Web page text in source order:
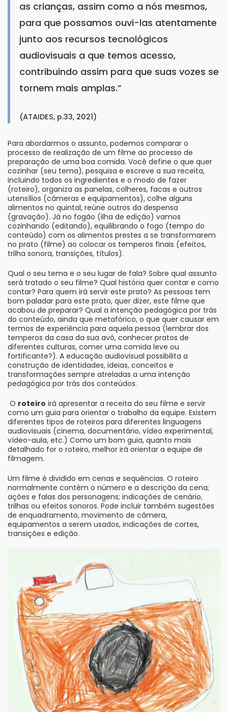
as crianças, assim como a nós mesmos,
para que possamos ouvi-las atentamente
junto aos recursos tecnológicos
audiovisuais a que temos acesso,
contribuindo assim para que suas vozes se
tornem mais amplas.”
(ATAIDES, p.33, 2021)
Para abordarmos o assunto, podemos comparar o
processo de realização de um filme ao processo de
preparação de uma boa comida. Você define o que quer
cozinhar (seu tema), pesquisa e escreve a sua receita,
incluindo todos os ingredientes e o modo de fazer
(roteiro), organiza as panelas, colheres, facas e outros
utensílios (câmeras e equipamentos), colhe alguns
alimentos no quintal, reúne outros da despensa
(gravação). Já no fogão (ilha de edição) vamos
cozinhando (editando), equilibrando o fogo (tempo do
conteúdo) com os alimentos prestes a se transformarem
no prato (filme) ao colocar os temperos finais (efeitos,
trilha sonora, transições, títulos).
Qual o seu tema e o seu lugar de fala? Sobre qual assunto
será tratado o seu filme? Qual história quer contar e como
contar? Para quem irá servir este prato? As pessoas tem
bom paladar para este prato, quer dizer, este filme que
acabou de preparar? Qual a intenção pedagógica por trás
do conteúdo, ainda que metafórico, o que quer causar em
termos de experiência para aquela pessoa (lembrar dos
temperos da casa da sua avó, conhecer pratos de
diferentes culturas, comer uma comida leve ou
fortificante?). A educação audiovisual possibilita a
construção de identidades, ideias, conceitos e
transformações sempre atreladas a uma intenção
pedagógica por trás dos conteúdos.
O roteiro irá apresentar a receita do seu filme e servir
como um guia para orientar o trabalho da equipe. Existem
diferentes tipos de roteiros para diferentes linguagens
audiovisuais (cinema, documentário, vídeo experimental,
vídeo-aula, etc.) Como um bom guia, quanto mais
detalhado for o roteiro, melhor irá orientar a equipe de
filmagem.
Um filme é dividido em cenas e sequências. O roteiro
normalmente contém o número e a descrição da cena;
ações e falas dos personagens; indicações de cenário,
trilhas ou efeitos sonoros. Pode incluir também sugestões
de enquadramento, movimento de câmera,
equipamentos a serem usados, indicações de cortes,
transições e edição.